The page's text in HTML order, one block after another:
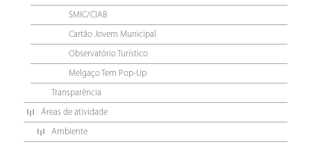
SMIC/CIAB
Cartão Jovem Municipal
Observatório Turístico
Melgaço Tem Pop-Up
Transparência
Áreas de atividade
Ambiente